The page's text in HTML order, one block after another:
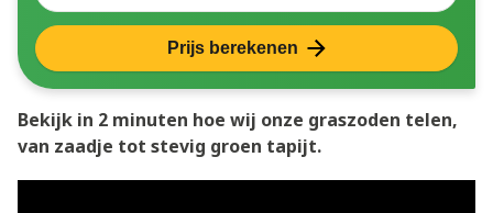
Prijs berekenen
Bekijk in 2 minuten hoe wij onze graszoden telen,
van zaadje tot stevig groen tapijt.